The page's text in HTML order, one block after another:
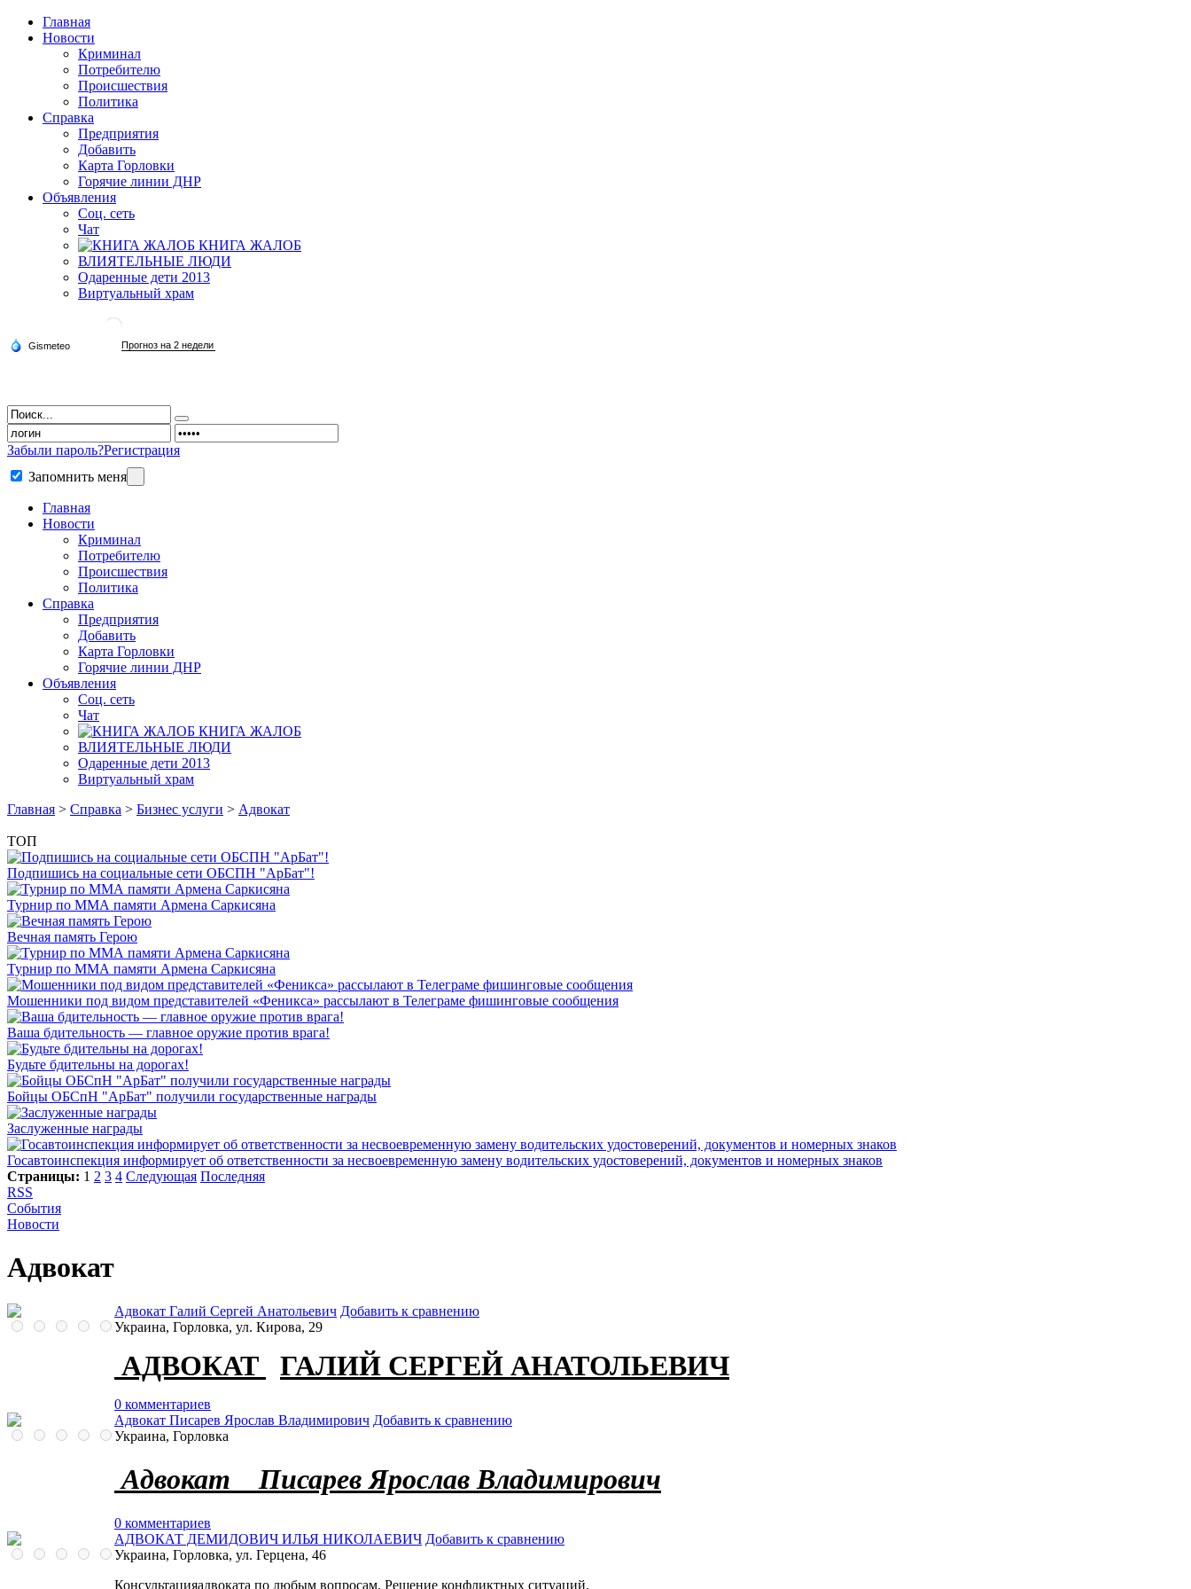
Главная
Новости
Криминал
Потребителю
Происшествия
Политика
Справка
Предприятия
Добавить
Карта Горловки
Горячие линии ДНР
Объявления
Соц. сеть
Чат
КНИГА ЖАЛОБ
ВЛИЯТЕЛЬНЫЕ ЛЮДИ
Одаренные дети 2013
Виртуальный храм
Забыли пароль?Регистрация
Запомнить меня
Главная
Новости
Криминал
Потребителю
Происшествия
Политика
Справка
Предприятия
Добавить
Карта Горловки
Горячие линии ДНР
Объявления
Соц. сеть
Чат
КНИГА ЖАЛОБ
ВЛИЯТЕЛЬНЫЕ ЛЮДИ
Одаренные дети 2013
Виртуальный храм
Главная > Справка > Бизнес услуги > Адвокат
ТОП
Подпишись на социальные сети ОБСПН "АрБат"!
Турнир по ММА памяти Армена Саркисяна
Вечная память Герою
Турнир по ММА памяти Армена Саркисяна
Мошенники под видом представителей «Феникса» рассылают в Телеграме фишинговые сообщения
Ваша бдительность — главное оружие против врага!
Будьте бдительны на дорогах!
Бойцы ОБСпН "АрБат" получили государственные награды
Заслуженные награды
Госавтоинспекция информирует об ответственности за несвоевременную замену водительских удостоверений, документов и номерных знаков
Страницы: 1 2 3 4 Следующая Последняя
RSS
События
Новости
Адвокат
Адвокат Галий Сергей Анатольевич Добавить к сравнению
Украина, Горловка, ул. Кирова, 29
АДВОКАТ ГАЛИЙ СЕРГЕЙ АНАТОЛЬЕВИЧ
0 комментариев
Адвокат Писарев Ярослав Владимирович Добавить к сравнению
Украина, Горловка
Адвокат Писарев Ярослав Владимирович
0 комментариев
АДВОКАТ ДЕМИДОВИЧ ИЛЬЯ НИКОЛАЕВИЧ Добавить к сравнению
Украина, Горловка, ул. Герцена, 46
Консультацияадвоката по любым вопросам. Решение конфликтных ситуаций.